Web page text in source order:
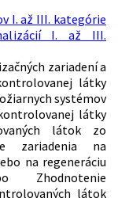
I. až III. kategórie
I. až III.
zariadení a
látky
systémov
látky
látok zo
zariadenia na
na regeneráciu
Zhodnotenie
látok